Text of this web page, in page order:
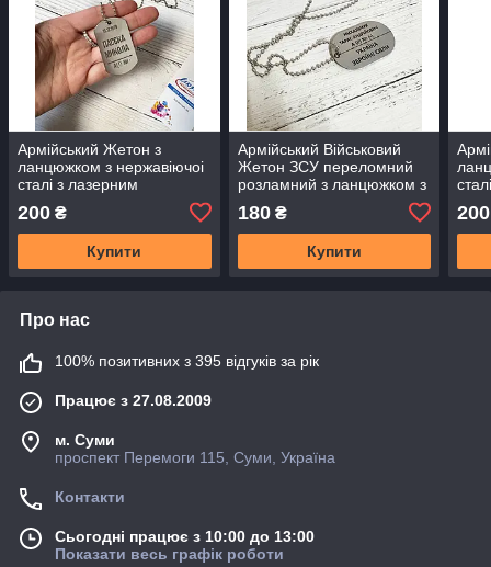
Армійський Жетон з
ланцюжком з нержавіючоі
сталі з лазерним
гравіруванням ВАШ текст
200 ₴
Купити
Армійський Військовий
Жетон ЗСУ переломний
розламний з ланцюжком з
лазерним гравіруванням
ВАШ текст
180₴
Купити
200
Про нас
100% позитивних з 395 відгуків за рік
Працює з 27.08.2009
м. Суми
проспект Перемоги 115, Суми, Україна
Контакти
Сьогодні працює з 10:00 до 13:00
Показати весь графік роботи